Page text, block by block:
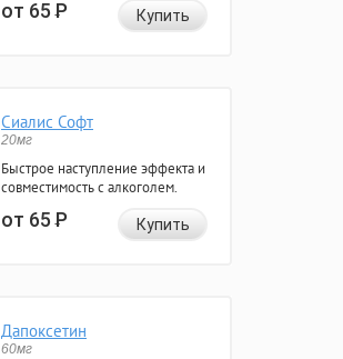
от 65Р Купить
Сиалис Софт
20мг
Быстрое наступление эффекта и
совместимость с алкоголем.
от 65Р Купить
Дапоксетин
60мг